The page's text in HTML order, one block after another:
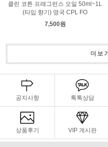
클린 코튼 프래그런스 오일 50ml~1L
(타입 향기) 영국 CPL FO
7,500원
더보기
공지사항 톡톡상담
상품후기 VIP 게시판